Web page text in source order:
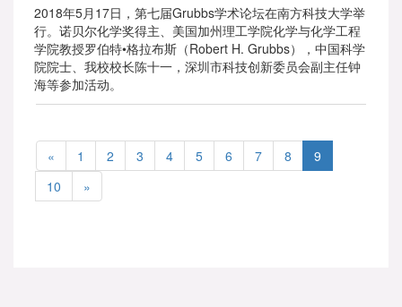
2018年5月17日，第七届Grubbs学术论坛在南方科技大学举
行。诺贝尔化学奖得主、美国加州理工学院化学与化学工程
学院教授罗伯特•格拉布斯（Robert H. Grubbs），中国科学
院院士、我校校长陈十一，深圳市科技创新委员会副主任钟
海等参加活动。
« 1 2 3 4 5 6 7 8
9
10
»